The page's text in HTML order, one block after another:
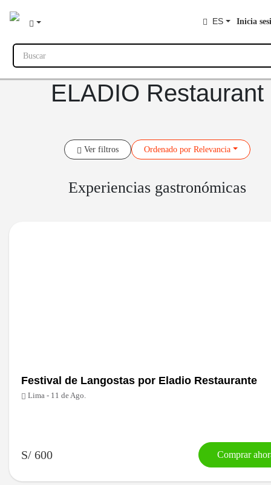
ES Inicia
Buscar
ELADIO Restaurant
Ver filtros Ordenadopor Relevancia
Experiencias gastronómicas
Festival de Langostas por Eladio Restaurante
Lima - 11 de Ago.
S/ 600 Comprar